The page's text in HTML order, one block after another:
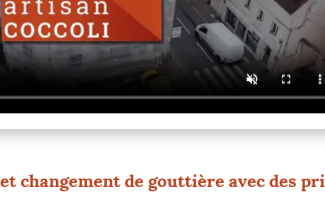
changement de gouttière avec des